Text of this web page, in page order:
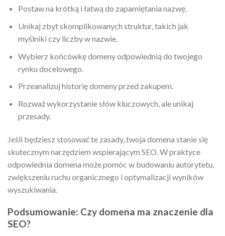
Postaw na krótką i łatwą do zapamiętania nazwę.
Unikaj zbyt skomplikowanych struktur, takich jak
myślniki czy liczby w nazwie.
Wybierz końcówkę domeny odpowiednią do twojego
rynku docelowego.
Przeanalizuj historię domeny przed zakupem.
Rozważ wykorzystanie słów kluczowych, ale unikaj
przesady.
Jeśli będziesz stosować te zasady, twoja domena stanie się
skutecznym narzędziem wspierającym SEO. W praktyce
odpowiednia domena może pomóc w budowaniu autorytetu,
zwiększeniu ruchu organicznego i optymalizacji wyników
wyszukiwania.
Podsumowanie: Czy domena ma znaczenie dla
SEO?